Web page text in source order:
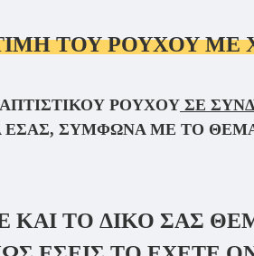
ΤΟΥ ΡΟΎΧΟΥ ΜΕ
ΡΟΎΧΟΥ ΣΕ
ΣΎΜΦΩΝΑ ΜΕ ΤΟ
ΚΑΙ ΤΟ ΔΙΚΟ ΣΑΣ